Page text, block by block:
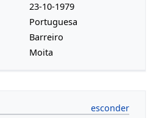
23-10-1979
Portuguesa
Barreiro
Moita